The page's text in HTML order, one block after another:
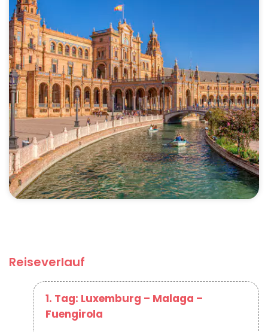
Reiseverlauf
1. Tag: Luxemburg – Malaga –
Fuengirola